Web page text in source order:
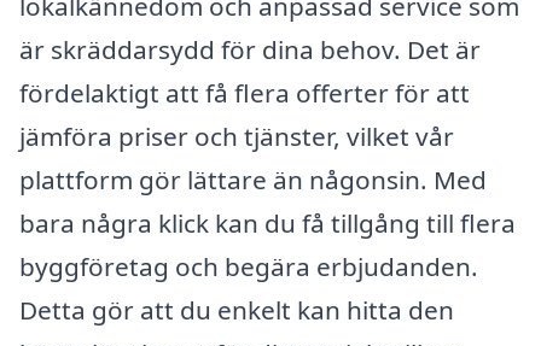
är skräddarsydd för dina behov. Det är
fördelaktigt att få flera offerter för att
jämföra priser och tjänster, vilket vår
plattform gör lättare än någonsin. Med
bara några klick kan du få tillgång till flera
byggföretag och begära erbjudanden.
Detta gör att du enkelt kan hitta den